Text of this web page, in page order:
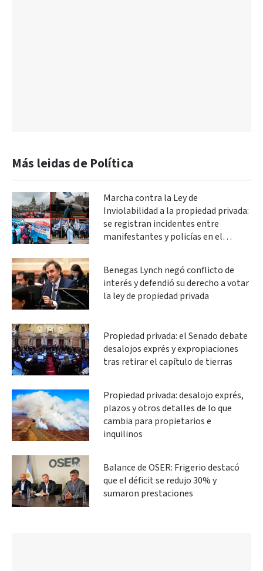
Más leidas de Política
Marcha contra la Ley de
Inviolabilidad a la propiedad privada:
se registran incidentes entre
manifestantes y policías en el
Benegas Lynch negó conflicto de
interés y defendió su derecho a votar
la ley de propiedad privada
Propiedad privada: el Senado debate
desalojos exprés y expropiaciones
tras retirar el capítulo de tierras
Propiedad privada: desalojo exprés,
plazos y otros detalles de lo que
cambia para propietarios e
inquilinos
Balance de OSER: Frigerio destacó
que el déficit se redujo 30% y
sumaron prestaciones